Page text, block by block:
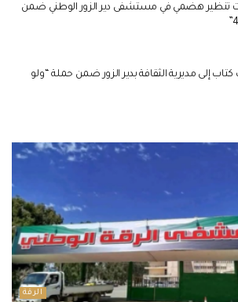
عمليات تنظير هضمي في مستشفى دير الزور الوطني ضمن
4 آلاف كتاب إلى مديرية الثقافة بدير الزور ضمن حملة “ولو
الرقة